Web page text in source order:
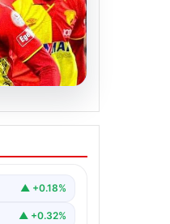
Yine dev
▲ +0.18%
▲ +0.32%